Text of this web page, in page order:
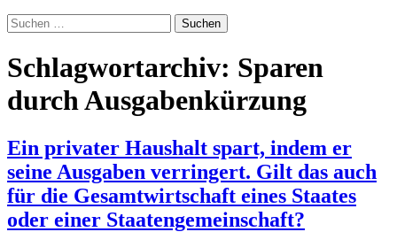
Suchen
nach:
Schlagwortarchiv: Sparen
durch Ausgabenkürzung
Ein privater Haushalt spart, indem er
seine Ausgaben verringert. Gilt das auch
für die Gesamtwirtschaft eines Staates
oder einer Staatengemeinschaft?